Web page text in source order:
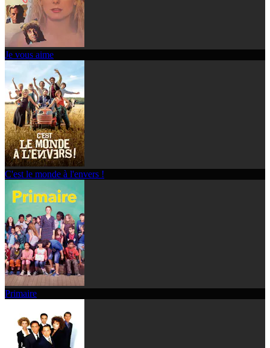
Je vous aime
C'est le monde à l'envers !
Primaire